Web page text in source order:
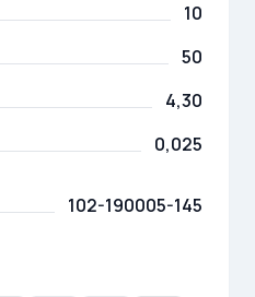
10
50
4,30
0,025
102-190005-145